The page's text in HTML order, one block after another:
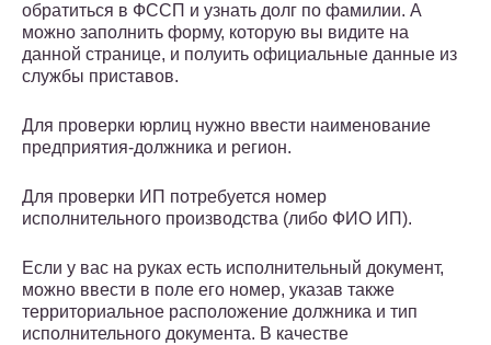
обратиться в ФССП и узнать долг по фамилии. А
можно заполнить форму, которую вы видите на
данной странице, и полуить официальные данные из
службы приставов.
Для проверки юрлиц нужно ввести наименование
предприятия-должника и регион.
Для проверки ИП потребуется номер
исполнительного производства (либо ФИО ИП).
Если у вас на руках есть исполнительный документ,
можно ввести в поле его номер, указав также
территориальное расположение должника и тип
исполнительного документа. В качестве